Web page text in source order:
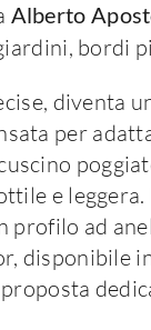
Alberto
bordi
diventa
per
e
ad
disponibile